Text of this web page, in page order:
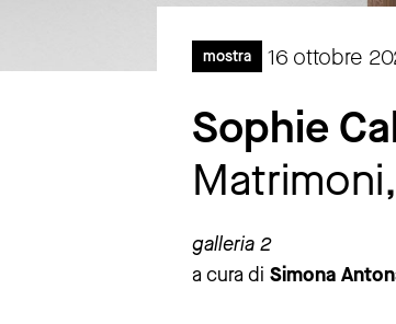
mostra 16 ottobre
Sophie
galleria 2
a cura diSimona